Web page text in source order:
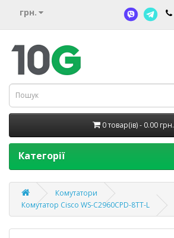
грн.
0 товар(ів) - 0.00 грн.
Категорії
Комутатори
Комутатор Cisco WS-C2960CPD-8TT-L